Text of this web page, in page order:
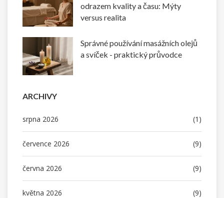
odrazem kvality a času: Mýty
versus realita
Správné používání masážních olejů
a svíček - praktický průvodce
ARCHIVY
srpna 2026 (1)
července 2026 (9)
června 2026 (9)
května 2026 (9)